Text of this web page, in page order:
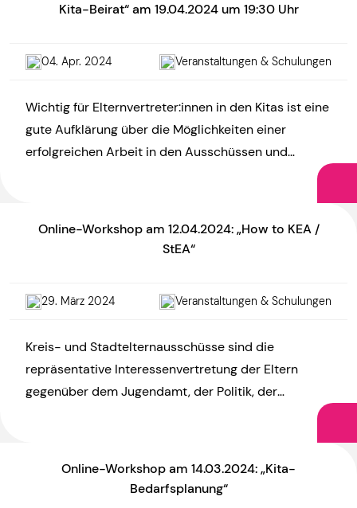
Kita-Beirat“ am 19.04.2024 um 19:30 Uhr
04. Apr. 2024 Veranstaltungen & Schulungen
Wichtig für Elternvertreter:innen in den Kitas ist eine
gute Aufklärung über die Möglichkeiten einer
erfolgreichen Arbeit in den Ausschüssen und
Online-Workshop am 12.04.2024: „How to KEA /
StEA“
29. März 2024 Veranstaltungen & Schulungen
Kreis- und Stadtelternausschüsse sind die
repräsentative Interessenvertretung der Eltern
gegenüber dem Jugendamt, der Politik, der
Öffentlichkeit und sonstigen Akteur:innen. Aber wie
Online-Workshop am 14.03.2024: „Kita-
Bedarfsplanung“